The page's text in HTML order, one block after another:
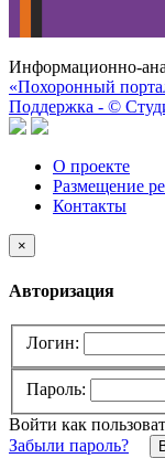
Информационно-
«Похоронный
Поддержка - ©
О проекте
Размещение
Контакты
×
Авторизация
Логин:
Пароль:
Войти как
Забыли пароль?